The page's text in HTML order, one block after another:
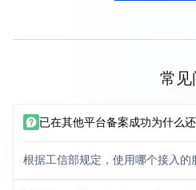
常见
已在其他平台备案成功为什么
根据工信部规定，使用哪个接入的